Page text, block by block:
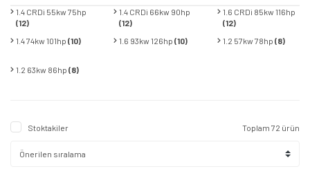
1.4 CRDi 55kw 75hp
(12)
1.4 CRDi 66kw 90hp
(12)
1.6 CRDi 85kw 116hp
(12)
1.4 74kw 101hp (10) 1.6 93kw 126hp(10) 1.2 57kw 78hp (8)
1.2 63kw 86hp (8)
Stoktakiler Toplam 72 ürün